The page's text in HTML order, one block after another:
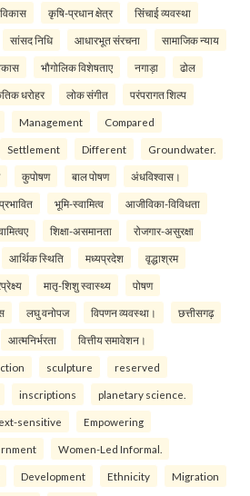
विकास कृषि-प्रधान क्षेत्र सिंचाई व्यवस्था
सांसद निधि आधारभूत संरचना सामाजिक न्याय
भौगोलिक विशेषताए नगाड़ा ढोल
धरोहर लोक संगीत परंपरागत शिल्प
Management Compared
Settlement Different Groundwater.
कुपोषण बाल पोषण अंधविश्वास।
भूमि-स्वामित्व आजीविका-विविधता
शिक्षा-असमानता रोजगार-असुरक्षा
आर्थिक स्थिति मध्यप्रदेश वृद्धाश्रम
मातृ-शिशु स्वास्थ्य पोषण
लघु वनोपज विपणन व्यवस्था। छत्तीसगढ़
आत्मनिर्भरता वित्तीय समावेशन।
sculpture reserved
inscriptions planetary science.
sensitive Empowering
Women-Led Informal.
Development Ethnicity Migration